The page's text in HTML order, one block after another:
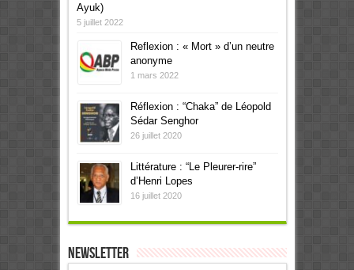
Ayuk)
5 juillet 2022
Reflexion : « Mort » d’un neutre
anonyme
1 mars 2022
Réflexion : “Chaka” de Léopold
Sédar Senghor
26 juillet 2020
Littérature : “Le Pleurer-rire”
d’Henri Lopes
16 juillet 2020
Newsletter